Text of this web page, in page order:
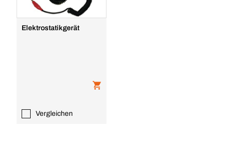
Elektrostatikgerät
Vergleichen